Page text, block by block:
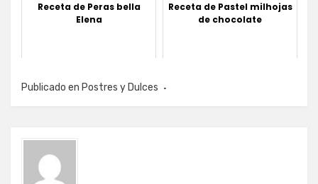
Receta de Peras bella
Elena
Receta de Pastel milhojas
de chocolate
Publicado en Postres y Dulces